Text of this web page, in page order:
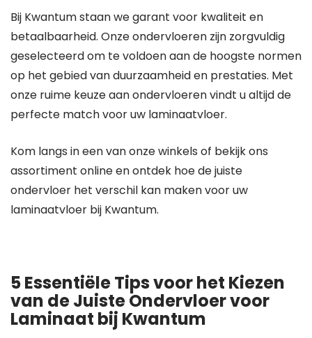
Bij Kwantum staan we garant voor kwaliteit en
betaalbaarheid. Onze ondervloeren zijn zorgvuldig
geselecteerd om te voldoen aan de hoogste normen
op het gebied van duurzaamheid en prestaties. Met
onze ruime keuze aan ondervloeren vindt u altijd de
perfecte match voor uw laminaatvloer.
Kom langs in een van onze winkels of bekijk ons
assortiment online en ontdek hoe de juiste
ondervloer het verschil kan maken voor uw
laminaatvloer bij Kwantum.
5 Essentiële Tips voor het Kiezen
van de Juiste Ondervloer voor
Laminaat bij Kwantum